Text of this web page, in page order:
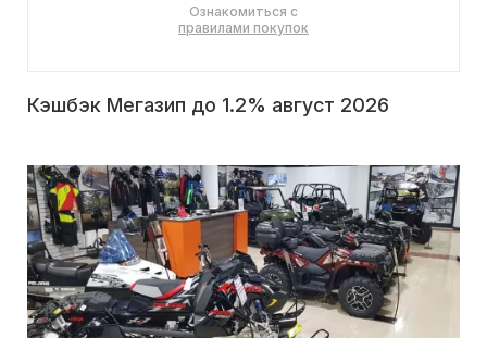
Ознакомиться с
правилами покупок
Кэшбэк Мегазип до 1.2% август 2026